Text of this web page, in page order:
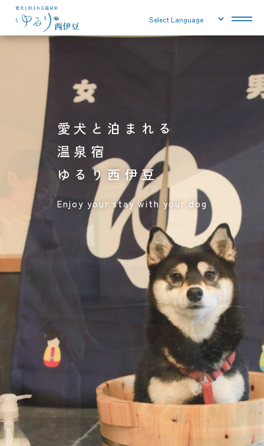
愛犬と泊まれる
温泉宿
ゆるり西伊豆
Enjoy your stay with your dog